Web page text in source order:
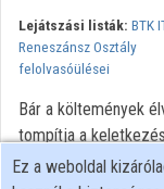
Lejátszási listák: BTK
Reneszánsz Osztály
felolvasóülései
Bár a költemények
tompítja a
nyűge, Filiczki ezt
Ez a weboldal